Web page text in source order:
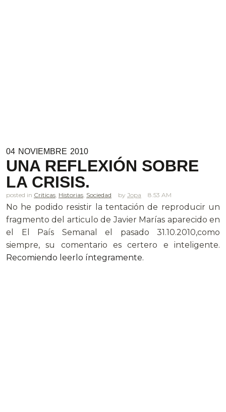
04 NOVIEMBRE 2010
UNA REFLEXIÓN SOBRE
LA CRISIS.
posted in Criticas, Historias, Sociedad Jopa 8.53 AM
No he podido resistir la tentación de reproducir un
fragmento del articulo de Javier Marías aparecido en
el El País Semanal el pasado 31.10.2010,como
siempre, su comentario es certero e inteligente.
Recomiendo leerlo íntegramente.